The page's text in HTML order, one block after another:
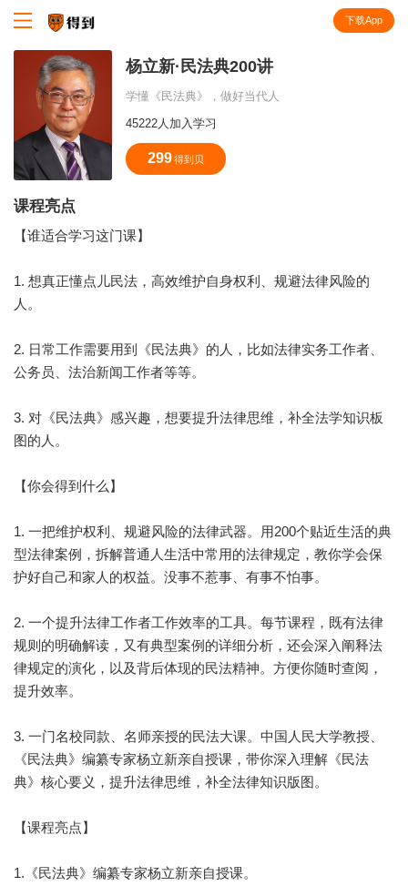
下载App
杨立新·民法典200讲
学懂《民法典》，做好当代人
45222人加入学习
299 得到贝
课程亮点
【谁适合学习这门课】
1. 想真正懂点儿民法，高效维护自身权利、规避法律风险的
人。
2. 日常工作需要用到《民法典》的人，比如法律实务工作者、
公务员、法治新闻工作者等等。
3. 对《民法典》感兴趣，想要提升法律思维，补全法学知识板
图的人。
【你会得到什么】
1. 一把维护权利、规避风险的法律武器。用200个贴近生活的典
型法律案例，拆解普通人生活中常用的法律规定，教你学会保
护好自己和家人的权益。没事不惹事、有事不怕事。
2. 一个提升法律工作者工作效率的工具。每节课程，既有法律
规则的明确解读，又有典型案例的详细分析，还会深入阐释法
律规定的演化，以及背后体现的民法精神。方便你随时查阅，
提升效率。
3. 一门名校同款、名师亲授的民法大课。中国人民大学教授、
《民法典》编纂专家杨立新亲自授课，带你深入理解《民法
典》核心要义，提升法律思维，补全法律知识版图。
【课程亮点】
1.《民法典》编纂专家杨立新亲自授课。